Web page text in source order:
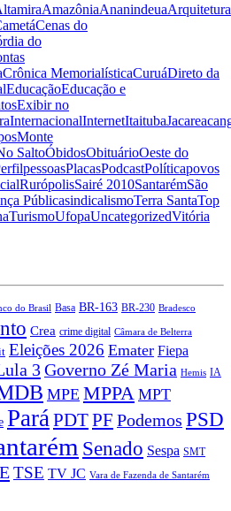
AmazôniaAnanindeuaArquitetura
Cenas do
do
Crônica MemorialísticaCuruáDireto da
EducaçãoEducação e
Exibir no
InternacionalInternetItaituba
Monte
SaltoÓbidosObituárioOeste do
pessoasPlacasPodcastPolíticapovos
RurópolisSairé 2010SantarémSão
PúblicasindicalismoTerra SantaTop
TurismoUfopaUncategorizedVitória
do Brasil Basa BR-163 BR-230 Bradesco
Crea crime digital Câmara de Belterra
Eleições 2026 Emater Fiepa
3Governo Zé Maria Hemis IA
MPE MPPA MPT
Pará PDTPF Podemos PSD
Senado Sespa SMT
TSE TV JC Vara de Fazenda de Santarém